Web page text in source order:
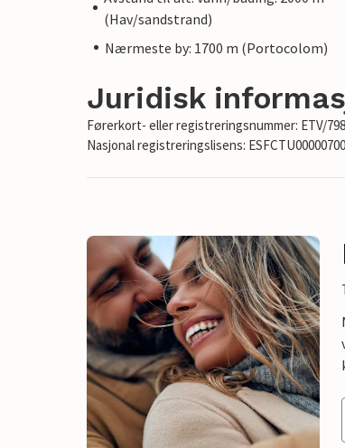
(Hav/sandstrand)
Nærmeste by: 1700 m (Portocolom)
Juridisk
Førerkort- eller registreringsnummer: ETV/
Nasjonal registreringslisens: